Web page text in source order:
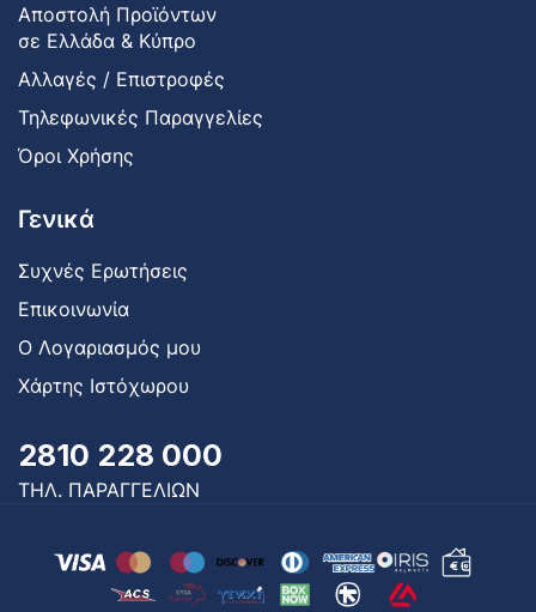
Αποστολή Προϊόντων
σε Ελλάδα & Κύπρο
Αλλαγές / Επιστροφές
Τηλεφωνικές Παραγγελίες
Όροι Χρήσης
Γενικά
Συχνές Ερωτήσεις
Επικοινωνία
Ο Λογαριασμός μου
Χάρτης Ιστόχωρου
2810 228 000
ΤΗΛ. ΠΑΡΑΓΓΕΛΙΩΝ